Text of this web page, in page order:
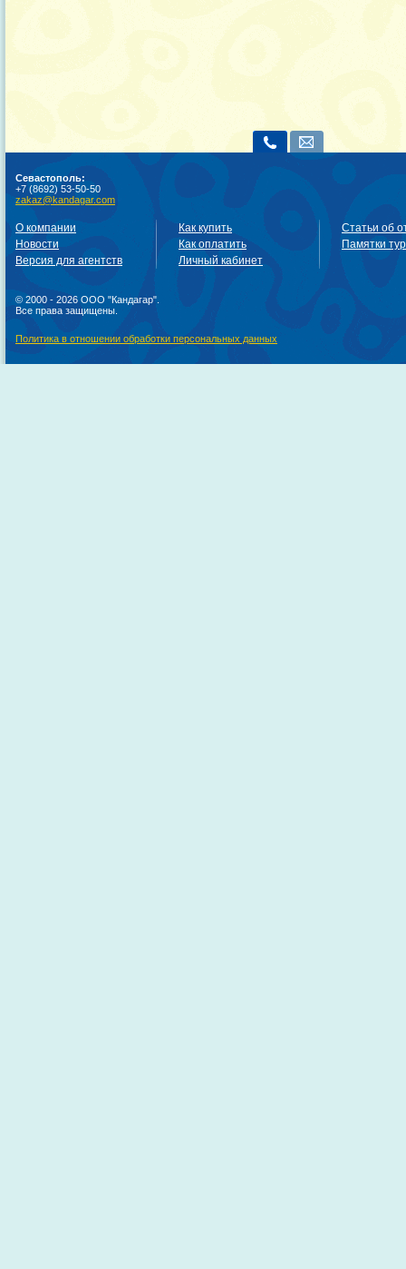
Севастополь:
+7 (8692) 53-50-50
zakaz@kandagar.com
О компании
Новости
Версия для агентств
Как купить
Как оплатить
Личный кабинет
Статьи об
Памятки
© 2000 - 2026 ООО "Кандагар".
Все права защищены.
Политика в отношении обработки персональных данных